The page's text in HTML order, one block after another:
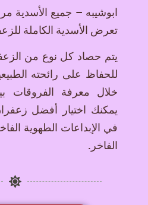
ابوشیبه – جميع الأسدية
تعرض الأسدية الكاملة
يتم حصاد كل نوع من
للحفاظ على رائحته
خلال معرفة الفروقات
يمكنك اختيار أفضل
في الإبداعات الطهوية
الفاخر.